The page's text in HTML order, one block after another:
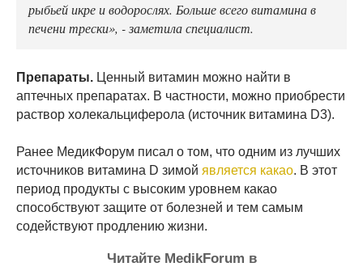
рыбьей икре и водорослях. Больше всего витамина в
печени трески», - заметила специалист.
Препараты. Ценный витамин можно найти в
аптечных препаратах. В частности, можно приобрести
раствор холекальциферола (источник витамина D3).
Ранее МедикФорум писал о том, что одним из лучших
источников витамина D зимой является какао. В этот
период продукты с высоким уровнем какао
способствуют защите от болезней и тем самым
содействуют продлению жизни.
Читайте MedikForum в